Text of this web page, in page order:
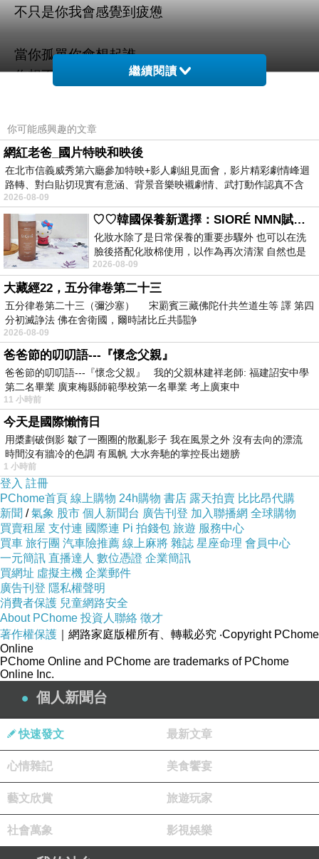
不只是你我會感覺到疲憊
當你孤單你會想起誰
你想不想找個人來陪繼續閱讀
你可能感興趣的文章
網紅老爸_國片特映和映後
在北市信義威秀第六廳參加特映+影人劇組見面會，影片精彩劇情峰迴
路轉、對白貼切現實有意涵、背景音樂映襯劇情、武打動作認真不含
糊、
2026-08-09
♡♡韓國保養新選擇：SIORÉ NMN賦活泡泡化妝水♡♡
化妝水除了是日常保養的重要步驟外 也可以在洗
臉後搭配化妝棉使用，以作為再次清潔 自然也是
我的保養必備品項 不過，我對於化妝
2026-08-09
大藏經22，五分律卷第二十三
五分律卷第二十三（彌沙塞） 宋罽賓三藏佛陀什共竺道生等 譯 第四
分初滅諍法 佛在舍衛國，爾時諸比丘共鬪諍
2026-08-09
爸爸節的叨叨語---『懷念父親』
爸爸節的叨叨語---『懷念父親』 我的父親林建祥老師: 福建詔安中學
第二名畢業 廣東梅縣師範學校第一名畢業 考上廣東中
11 小時前
今天是國際懶惰日
用槳劃破倒影 皺了一圈圈的散亂影子 我在風景之外 沒有去向的漂流
時間沒有牆冷的色調 有風帆 大水奔馳的掌控長出翅膀
1 小時前
登入 註冊
PChome首頁 線上購物 24h購物 書店 露天拍賣 比比昂代購
新聞 /氣象 股市 個人新聞台 廣告刊登 加入聯播網 全球購物
買賣租屋 支付連 國際連 Pi 拍錢包 旅遊 服務中心
買車 旅行團 汽車險推薦 線上麻將 雜誌 星座命理 會員中心
一元簡訊 直播達人 數位憑證 企業簡訊
買網址 虛擬主機 企業郵件
廣告刊登 隱私權聲明
消費者保護 兒童網路安全
About PChome 投資人聯絡 徵才
著作權保護 ｜網路家庭版權所有、轉載必究 ‧Copyright PChome
Online
PChome Online and PChome are trademarks of PChome
Online Inc.
個人新聞台
快速發文 最新文章
心情雜記 美食饗宴
藝文欣賞 旅遊玩家
社會萬象 影視娛樂